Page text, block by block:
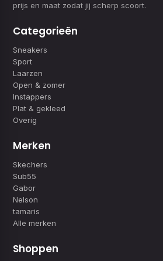
prijs en maat zodat jij scherp scoort.
Categorieën
Sneakers
Sport
Laarzen
Open & zomer
Instappers
Plat & gekleed
Overig
Merken
Skechers
Sub55
Gabor
Nelson
tamaris
Alle merken
Shoppen